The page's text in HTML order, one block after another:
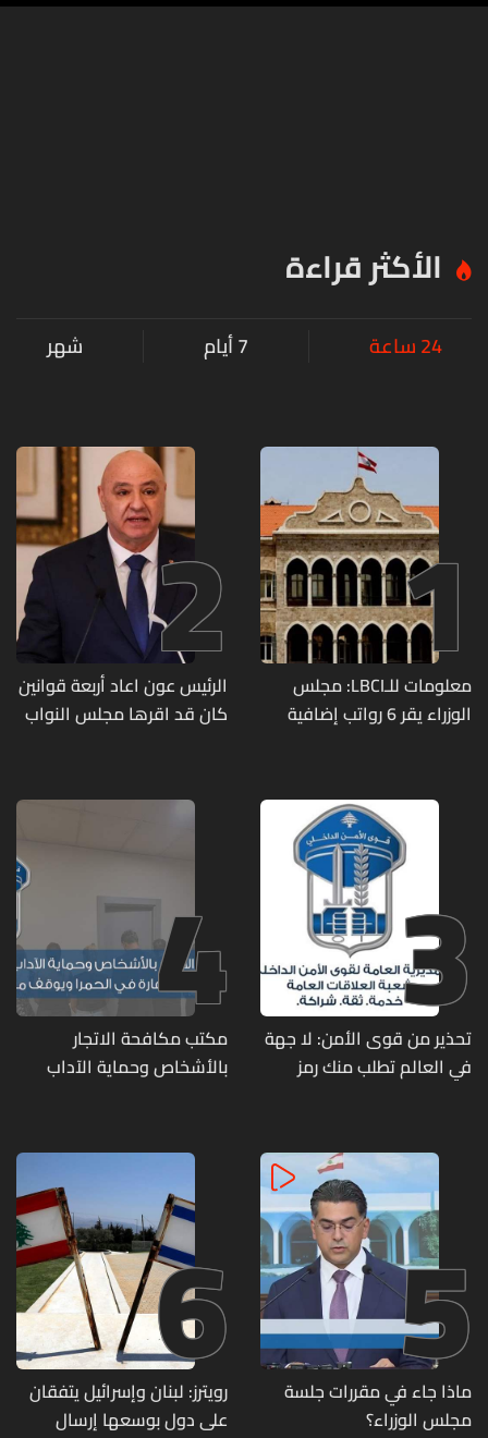
الأكثر قراءة
24 ساعة 7 أيام شهر
1
معلومات للـLBCI: مجلس
الوزراء يقر 6 رواتب إضافية
منذ آذار
2
الرئيس عون اعاد أربعة قوانين
كان قد اقرها مجلس النواب
3
تحذير من قوى الأمن: لا جهة
في العالم تطلب منك رمز
4
مكتب مكافحة الاتجار
بالأشخاص وحماية الآداب
متورطين
5
ماذا جاء في مقررات جلسة
مجلس الوزراء؟
6
رويترز: لبنان وإسرائيل يتفقان
على دول بوسعها إرسال